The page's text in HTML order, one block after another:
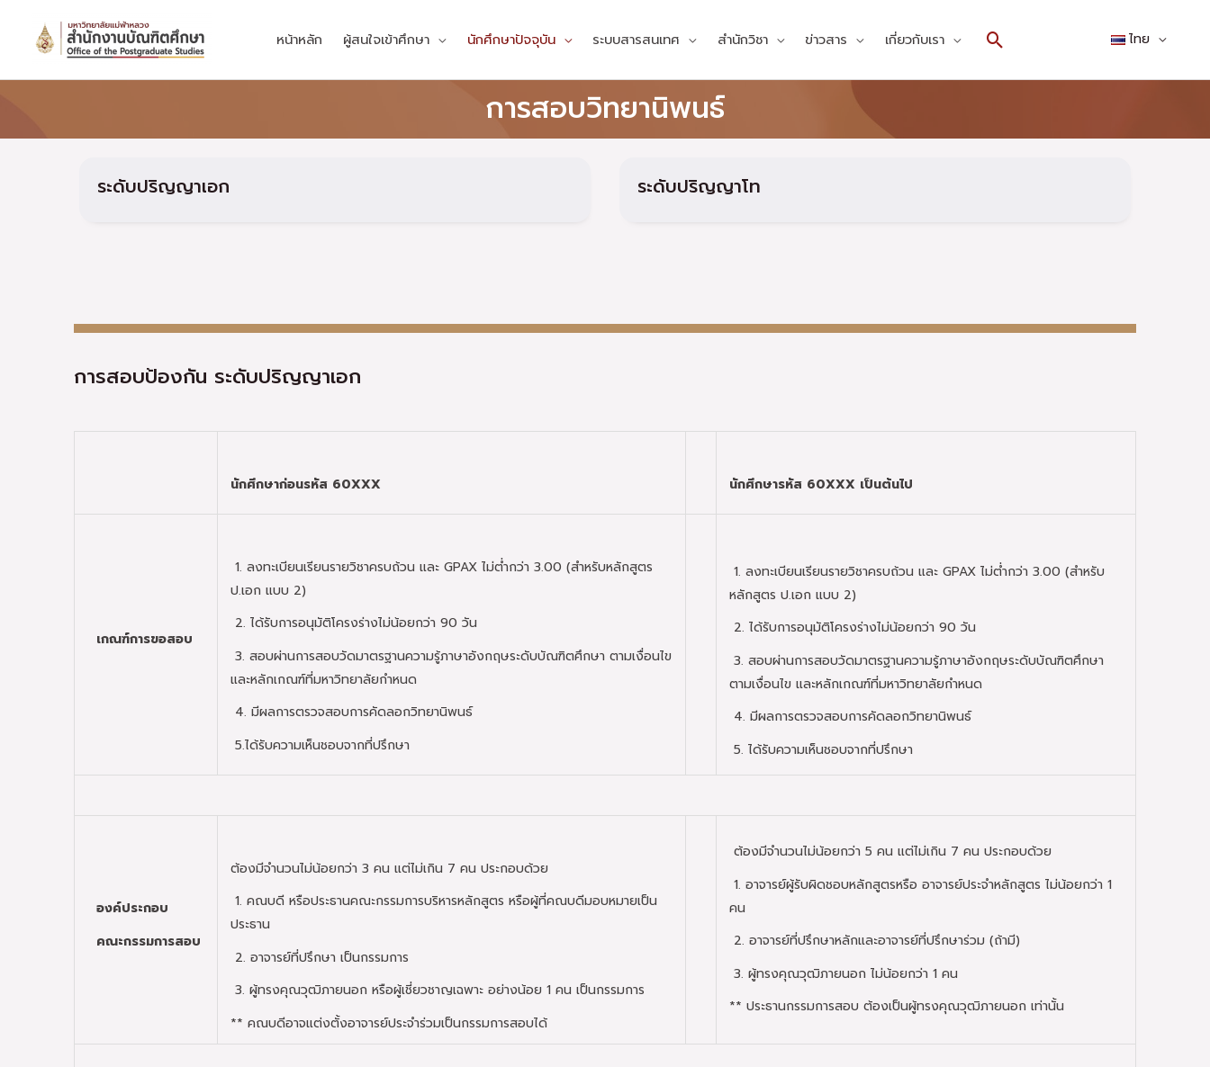
content
หน้าหลัก ผู้สนใจเข้าศึกษา นักศึกษาปัจจุบัน ระบบสารสนเทศ สำนักวิชา ข่าวสาร เกี่ยวกับเรา Search ไทย
การสอบวิทยานิพนธ์
ระดับปริญญาเอก ระดับปริญญาโท
การสอบป้องกัน ระดับปริญญาเอก
นักศึกษาก่อนรหัส 60XXX นักศึกษารหัส 60XXX เป็นต้นไป
เกณฑ์การขอสอบ
1. ลงทะเบียนเรียนรายวิชาครบถ้วน และ GPAX ไม่ต่ำกว่า 3.00 (สำหรับหลักสูตร
ป.เอก แบบ 2)
2. ได้รับการอนุมัติโครงร่างไม่น้อยกว่า 90 วัน
3. สอบผ่านการสอบวัดมาตรฐานความรู้ภาษาอังกฤษระดับบัณฑิตศึกษา ตามเงื่อนไข
และหลักเกณฑ์ที่มหาวิทยาลัยกำหนด
4. มีผลการตรวจสอบการคัดลอกวิทยานิพนธ์
5.ได้รับความเห็นชอบจากที่ปรึกษา
1. ลงทะเบียนเรียนรายวิชาครบถ้วน และ GPAX ไม่ต่ำกว่า 3.00 (สำหรับ
หลักสูตร ป.เอก แบบ 2)
2. ได้รับการอนุมัติโครงร่างไม่น้อยกว่า 90 วัน
3. สอบผ่านการสอบวัดมาตรฐานความรู้ภาษาอังกฤษระดับบัณฑิตศึกษา
ตามเงื่อนไข และหลักเกณฑ์ที่มหาวิทยาลัยกำหนด
4. มีผลการตรวจสอบการคัดลอกวิทยานิพนธ์
5. ได้รับความเห็นชอบจากที่ปรึกษา
องค์ประกอบ
คณะกรรมการสอบ
ต้องมีจำนวนไม่น้อยกว่า 3 คน แต่ไม่เกิน 7 คน ประกอบด้วย
1. คณบดี หรือประธานคณะกรรมการบริหารหลักสูตร หรือผู้ที่คณบดีมอบหมายเป็น
ประธาน
2. อาจารย์ที่ปรึกษา เป็นกรรมการ
3. ผู้ทรงคุณวุฒิภายนอก หรือผู้เชี่ยวชาญเฉพาะ อย่างน้อย 1 คน เป็นกรรมการ
** คณบดีอาจแต่งตั้งอาจารย์ประจำร่วมเป็นกรรมการสอบได้
ต้องมีจำนวนไม่น้อยกว่า 5 คน แต่ไม่เกิน 7 คน ประกอบด้วย
1. อาจารย์ผู้รับผิดชอบหลักสูตรหรือ อาจารย์ประจำหลักสูตร ไม่น้อยกว่า 1
คน
2. อาจารย์ที่ปรึกษาหลักและอาจารย์ที่ปรึกษาร่วม (ถ้ามี)
3. ผู้ทรงคุณวุฒิภายนอก ไม่น้อยกว่า 1 คน
** ประธานกรรมการสอบ ต้องเป็นผู้ทรงคุณวุฒิภายนอก เท่านั้น